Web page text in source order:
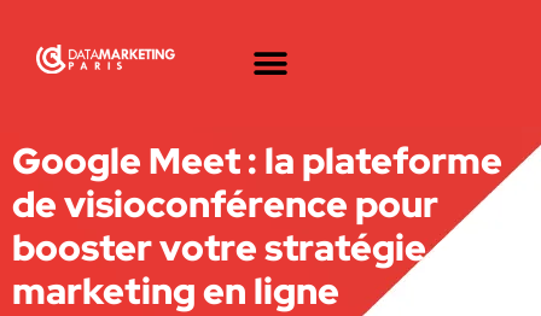
Google Meet : la plateforme
de visioconférence pour
booster votre stratégie de
marketing en ligne